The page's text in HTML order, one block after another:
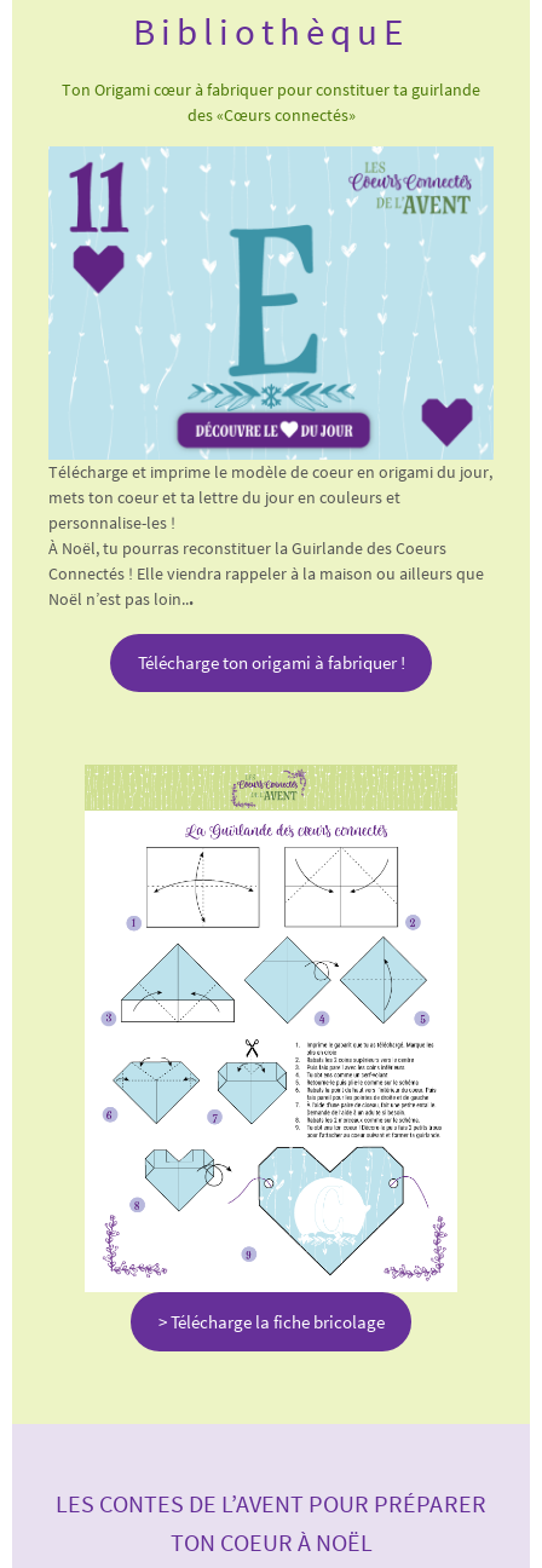
BibliothèquE
Ton Origami cœur à fabriquer pour constituer ta guirlande
des «Cœurs connectés»
Télécharge et imprime le modèle de coeur en origami du jour,
mets ton coeur et ta lettre du jour en couleurs et
personnalise-les !
À Noël, tu pourras reconstituer la Guirlande des Coeurs
Connectés ! Elle viendra rappeler à la maison ou ailleurs que
Noël n’est pas loin...
Télécharge ton origami à fabriquer !
> Télécharge la fiche bricolage
LES CONTES DE L’AVENT POUR PRÉPARER
TON COEUR À NOËL